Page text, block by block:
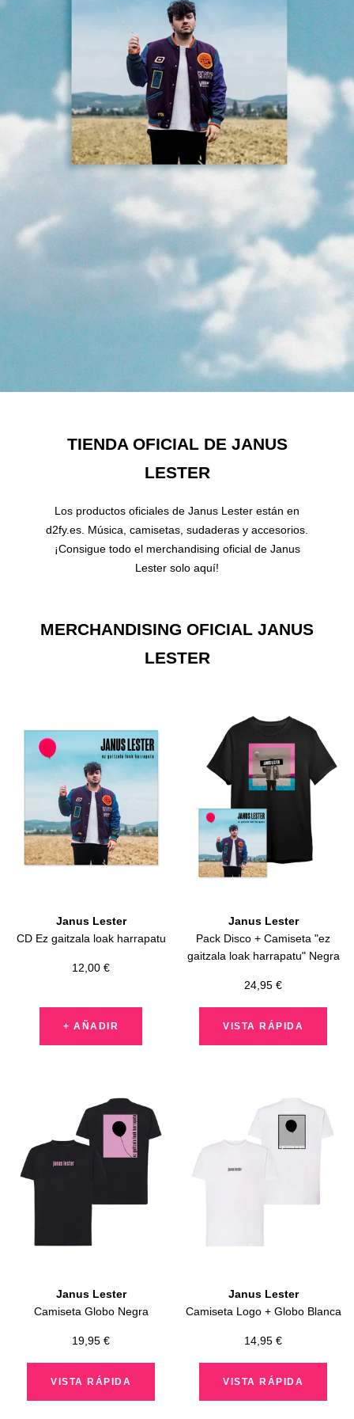
TIENDA OFICIAL DE JANUS
LESTER
Los productos oficiales de Janus Lester están en
d2fy.es. Música, camisetas, sudaderas y accesorios.
¡Consigue todo el merchandising oficial de Janus
Lester solo aquí!
MERCHANDISING OFICIAL JANUS
LESTER
Janus Lester
CD Ez gaitzala loak harrapatu
Precio
venta
12,00 €
+ AÑADIR
Janus Lester
Pack Disco + Camiseta "ez
gaitzala loak harrapatu" Negra
Precio
venta
24,95 €
VISTA RÁPIDA
Janus Lester
Camiseta Globo Negra
Precio
venta
19,95 €
VISTA RÁPIDA
Janus Lester
Camiseta Logo + Globo Blanca
Precio
venta
14,95 €
VISTA RÁPIDA